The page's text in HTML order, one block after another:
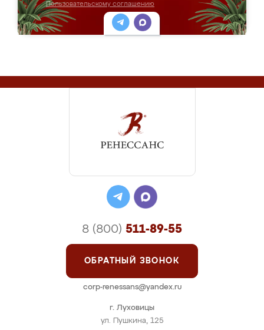
Пользовательскому соглашению
г. Луховицы
ул. Пушкина, 125
8 (800) 511-89-55
ОБРАТНЫЙ ЗВОНОК
corp-renessans@yandex.ru